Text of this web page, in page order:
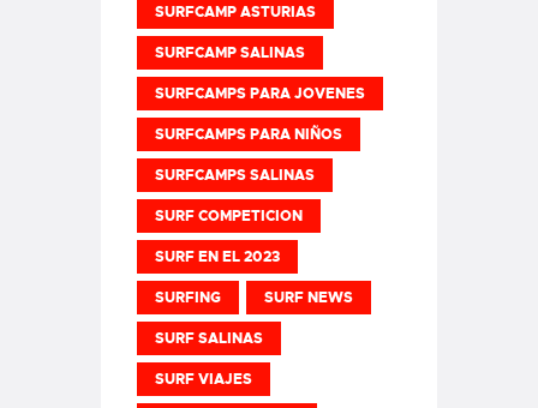
SURFCAMP ASTURIAS
SURFCAMP SALINAS
SURFCAMPS PARA JOVENES
SURFCAMPS PARA NIÑOS
SURFCAMPS SALINAS
SURF COMPETICION
SURF EN EL 2023
SURFING SURF NEWS
SURF SALINAS
SURF VIAJES